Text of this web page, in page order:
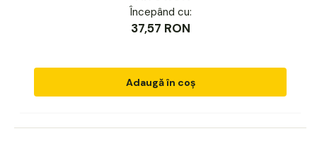
Începând cu:
37,57 RON
Adaugă în coș